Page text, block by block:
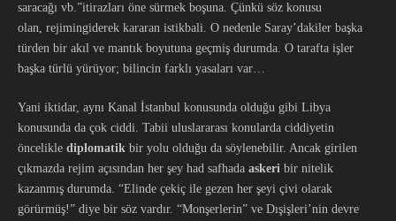
saracağı vb.”itirazları öne sürmek boşuna. Çünkü söz konusu
olan, rejimingiderek kararan istikbali. O nedenle Saray’dakiler başka
türden bir akıl ve mantık boyutuna geçmiş durumda. O tarafta işler
başka türlü yürüyor; bilincin farklı yasaları var…
Yani iktidar, aynı Kanal İstanbul konusunda olduğu gibi Libya
konusunda da çok ciddi. Tabii uluslararası konularda ciddiyetin
öncelikle diplomatik bir yolu olduğu da söylenebilir. Ancak girilen
çıkmazda rejim açısından her şey had safhada askeri bir nitelik
kazanmış durumda. “Elinde çekiç ile gezen her şeyi çivi olarak
görürmüş!” diye bir söz vardır. “Monşerlerin” ve Dışişleri’nin devre